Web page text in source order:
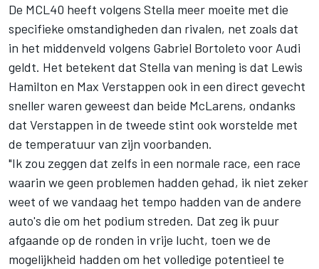
De MCL40 heeft volgens Stella meer moeite met die
specifieke omstandigheden dan rivalen, net zoals dat
in het middenveld volgens Gabriel Bortoleto voor Audi
geldt. Het betekent dat Stella van mening is dat Lewis
Hamilton en Max Verstappen ook in een direct gevecht
sneller waren geweest dan beide McLarens, ondanks
dat Verstappen in de tweede stint ook worstelde met
de temperatuur van zijn voorbanden.
"Ik zou zeggen dat zelfs in een normale race, een race
waarin we geen problemen hadden gehad, ik niet zeker
weet of we vandaag het tempo hadden van de andere
auto's die om het podium streden. Dat zeg ik puur
afgaande op de ronden in vrije lucht, toen we de
mogelijkheid hadden om het volledige potentieel te